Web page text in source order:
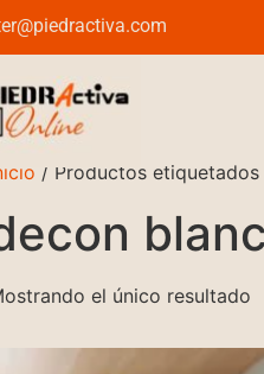
/ Productos etiquetados
el único resultado